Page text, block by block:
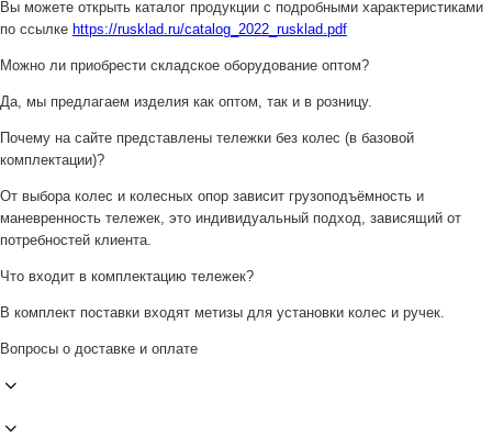
Вы можете открыть каталог продукции с подробными характеристиками
по ссылке https://rusklad.ru/catalog_2022_rusklad.pdf
Можно ли приобрести складское оборудование оптом?
Да, мы предлагаем изделия как оптом, так и в розницу.
Почему на сайте представлены тележки без колес (в базовой
комплектации)?
От выбора колес и колесных опор зависит грузоподъёмность и
маневренность тележек, это индивидуальный подход, зависящий от
потребностей клиента.
Что входит в комплектацию тележек?
В комплект поставки входят метизы для установки колес и ручек.
Вопросы о доставке и оплате